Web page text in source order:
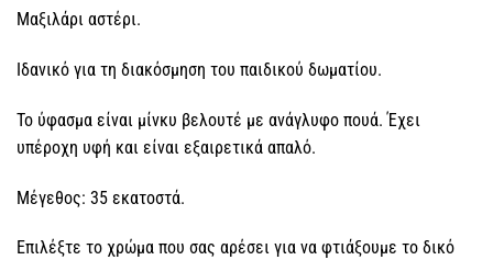
Μαξιλάρι αστέρι.
Ιδανικό για τη διακόσμηση του παιδικού δωματίου.
Το ύφασμα είναι μίνκυ βελουτέ με ανάγλυφο πουά. Έχει
υπέροχη υφή και είναι εξαιρετικά απαλό.
Μέγεθος: 35 εκατοστά.
Επιλέξτε το χρώμα που σας αρέσει για να φτιάξουμε το δικό